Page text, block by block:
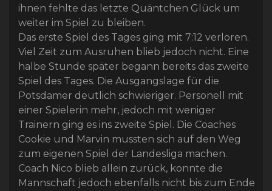
ihnen fehlte das letzte Quäntchen Glück um
weiter im Spiel zu bleiben.
Das erste Spiel des Tages ging mit 7:12 verloren.
Viel Zeit zum Ausruhen blieb jedoch nicht. Eine
halbe Stunde später begann bereits das zweite
Spiel des Tages. Die Ausgangslage für die
Potsdamer deutlich schwieriger. Personell mit
einer Spielerin mehr, jedoch mit weniger
Trainern ging es ins zweite Spiel. Die Coaches
Cookie und Marvin mussten sich auf den Weg
zum eigenen Spiel der Landesliga machen.
Coach Nico blieb allein zurück, konnte die
Mannschaft jedoch ebenfalls nicht bis zum Ende